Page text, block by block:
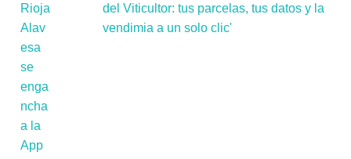
del Viticultor: tus parcelas, tus datos y la
vendimia a un solo clic'